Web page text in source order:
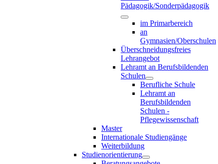
Pädagogik/Sonderpädagogik
im Primarbereich
an
Gymnasien/Oberschulen
Überschneidungsfreies
Lehrangebot
Lehramt an Berufsbildenden
Schulen
Berufliche Schule
Lehramt an
Berufsbildenden
Schulen -
Pflegewissenschaft
Master
Internationale Studiengänge
Weiterbildung
Studienorientierung